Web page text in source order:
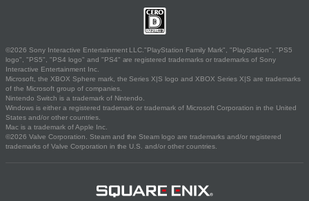
©2026 Sony Interactive Entertainment LLC."PlayStation Family Mark", "PlayStation", "PS5
logo", "PS5", "PS4 logo" and "PS4" are registered trademarks or trademarks of Sony
Interactive Entertainment Inc.
Microsoft, the XBOX Sphere mark, the Series X|S logo and XBOX Series X|S are trademarks
of the Microsoft group of companies.
Nintendo Switch is a trademark of Nintendo.
Windows is either a registered trademark or trademark of Microsoft Corporation in the United
States and/or other countries.
Mac is a trademark of Apple Inc.
©2026 Valve Corporation. Steam and the Steam logo are trademarks and/or registered
trademarks of Valve Corporation in the U.S. and/or other countries.